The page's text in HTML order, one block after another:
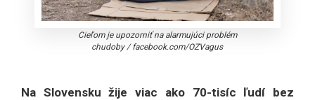
Cieľom je upozorniť na alarmujúci problém
chudoby/facebook.com/OZVagus
Na Slovensku žije viac ako 70-tisíc ľudí bez